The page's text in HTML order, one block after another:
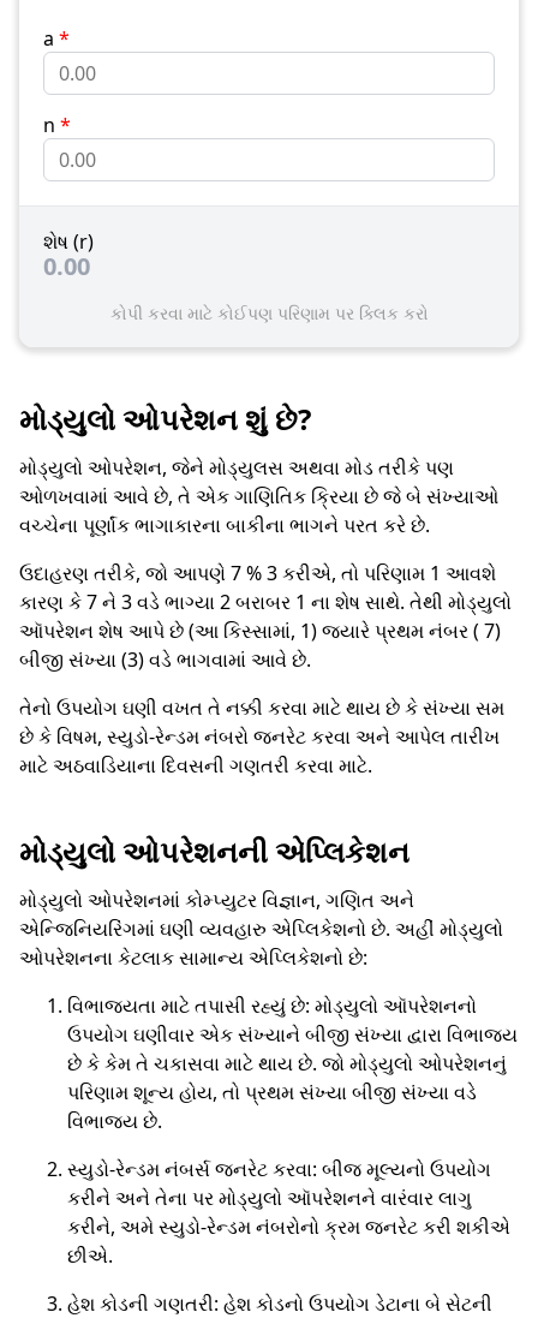
a *
n *
શેષ (r)
0.00
કોપી કરવા માટે કોઈપણ પરિણામ પર ક્લિક કરો
મોડ્યુલો ઓપરેશન શું છે?
મોડ્યુલો ઓપરેશન, જેને મોડ્યુલસ અથવા મોડ તરીકે પણ
ઓળખવામાં આવે છે, તે એક ગાણિતિક ક્રિયા છે જે બે સંખ્યાઓ
વચ્ચેના પૂર્ણાંક ભાગાકારના બાકીના ભાગને પરત કરે છે.
ઉદાહરણ તરીકે, જો આપણે 7 % 3 કરીએ, તો પરિણામ 1 આવશે
કારણ કે 7 ને 3 વડે ભાગ્યા 2 બરાબર 1 ના શેષ સાથે. તેથી મોડ્યુલો
ઑપરેશન શેષ આપે છે (આ કિસ્સામાં, 1) જ્યારે પ્રથમ નંબર ( 7)
બીજી સંખ્યા (3) વડે ભાગવામાં આવે છે.
તેનો ઉપયોગ ઘણી વખત તે નક્કી કરવા માટે થાય છે કે સંખ્યા સમ
છે કે વિષમ, સ્યુડો-રેન્ડમ નંબરો જનરેટ કરવા અને આપેલ તારીખ
માટે અઠવાડિયાના દિવસની ગણતરી કરવા માટે.
મોડ્યુલો ઓપરેશનની એપ્લિકેશન
મોડ્યુલો ઓપરેશનમાં કોમ્પ્યુટર વિજ્ઞાન, ગણિત અને
એન્જિનિયરિંગમાં ઘણી વ્યવહારુ એપ્લિકેશનો છે. અહીં મોડ્યુલો
ઓપરેશનના કેટલાક સામાન્ય એપ્લિકેશનો છે:
વિભાજ્યતા માટે તપાસી રહ્યું છે: મોડ્યુલો ઑપરેશનનો
ઉપયોગ ઘણીવાર એક સંખ્યાને બીજી સંખ્યા દ્વારા વિભાજ્ય
છે કે કેમ તે ચકાસવા માટે થાય છે. જો મોડ્યુલો ઓપરેશનનું
પરિણામ શૂન્ય હોય, તો પ્રથમ સંખ્યા બીજી સંખ્યા વડે
વિભાજ્ય છે.
સ્યુડો-રેન્ડમ નંબર્સ જનરેટ કરવા: બીજ મૂલ્યનો ઉપયોગ
કરીને અને તેના પર મોડ્યુલો ઑપરેશનને વારંવાર લાગુ
કરીને, અમે સ્યુડો-રેન્ડમ નંબરોનો ક્રમ જનરેટ કરી શકીએ
છીએ.
હેશ કોડની ગણતરી: હેશ કોડનો ઉપયોગ ડેટાના બે સેટની